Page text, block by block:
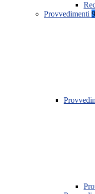
Provvedimenti